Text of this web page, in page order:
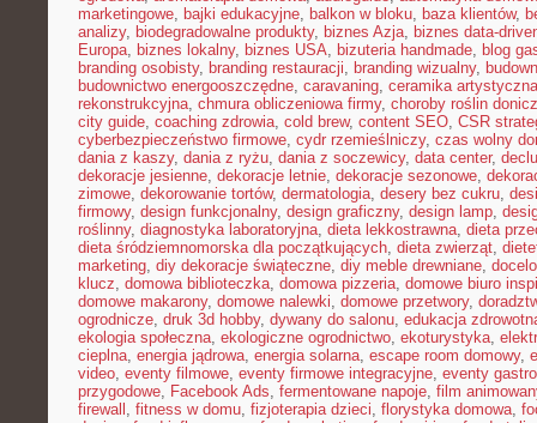
marketingowe, bajki edukacyjne, balkon w bloku, baza klientów,
analizy, biodegradowalne produkty, biznes Azja, biznes data-
Europa, biznes lokalny, biznes USA, bizuteria handmade, blog
branding osobisty, branding restauracji, branding wizualny,
budownictwo energooszczędne, caravaning, ceramika artystyczna
rekonstrukcyjna, chmura obliczeniowa firmy, choroby roślin
city guide, coaching zdrowia, cold brew, content SEO, CSR
cyberbezpieczeństwo firmowe, cydr rzemieślniczy, czas wolny
dania z kaszy, dania z ryżu, dania z soczewicy, data center,
dekoracje jesienne, dekoracje letnie, dekoracje sezonowe,
zimowe, dekorowanie tortów, dermatologia, desery bez cukru,
firmowy, design funkcjonalny, design graficzny, design lamp,
roślinny, diagnostyka laboratoryjna, dieta lekkostrawna, dieta
dieta śródziemnomorska dla początkujących, dieta zwierząt,
marketing, diy dekoracje świąteczne, diy meble drewniane,
klucz, domowa biblioteczka, domowa pizzeria, domowe biuro
domowe makarony, domowe nalewki, domowe przetwory,
ogrodnicze, druk 3d hobby, dywany do salonu, edukacja
ekologia społeczna, ekologiczne ogrodnictwo, ekoturystyka,
cieplna, energia jądrowa, energia solarna, escape room domowy,
video, eventy filmowe, eventy firmowe integracyjne, eventy
przygodowe, Facebook Ads, fermentowane napoje, film
firewall , fitness w domu, fizjoterapia dzieci, florystyka domowa,